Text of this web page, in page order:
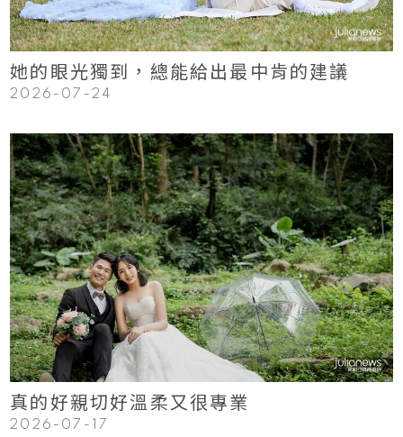
她的眼光獨到，總能給出最中肯的建議
2026-07-24
123
Read More
真的好親切好溫柔又很專業
2026-07-17